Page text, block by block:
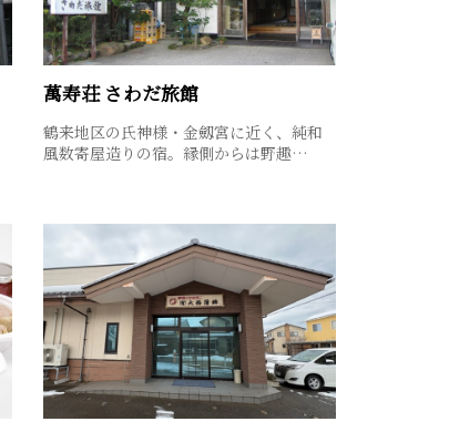
萬寿荘 さわだ旅館
鶴来地区の氏神様・金劔宮に近く、純和
風数寄屋造りの宿。縁側からは野趣…